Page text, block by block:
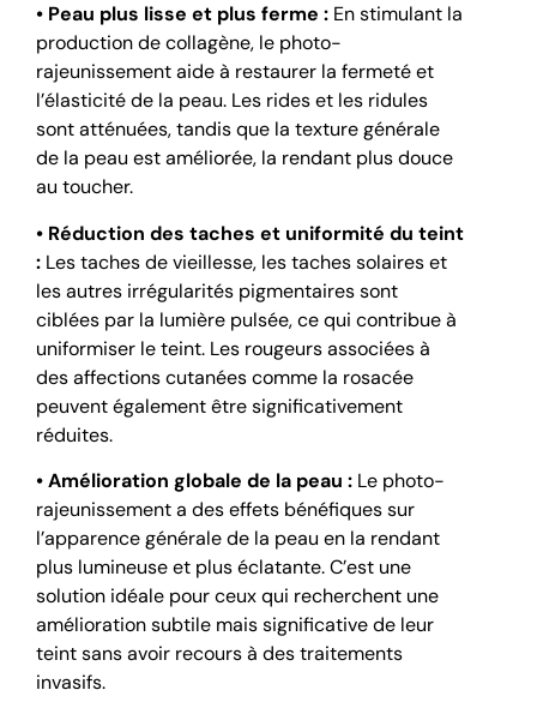
• Peau plus lisse et plus ferme : En stimulant la
production de collagène, le photo-
rajeunissement aide à restaurer la fermeté et
l’élasticité de la peau. Les rides et les ridules
sont atténuées, tandis que la texture générale
de la peau est améliorée, la rendant plus douce
au toucher.
• Réduction des taches et uniformité du teint
: Les taches de vieillesse, les taches solaires et
les autres irrégularités pigmentaires sont
ciblées par la lumière pulsée, ce qui contribue à
uniformiser le teint. Les rougeurs associées à
des affections cutanées comme la rosacée
peuvent également être significativement
réduites.
• Amélioration globale de la peau : Le photo-
rajeunissement a des effets bénéfiques sur
l’apparence générale de la peau en la rendant
plus lumineuse et plus éclatante. C’est une
solution idéale pour ceux qui recherchent une
amélioration subtile mais significative de leur
teint sans avoir recours à des traitements
invasifs.